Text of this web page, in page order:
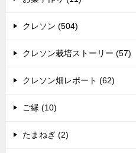
クレソン (504)
クレソン栽培ストーリー (57)
クレソン畑レポート (62)
ご縁 (10)
たまねぎ (2)